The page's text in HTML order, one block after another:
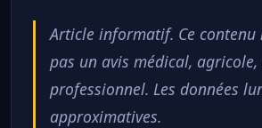
Article informatif. Ce contenu
pas un avis médical,
professionnel. Les données
approximatives.